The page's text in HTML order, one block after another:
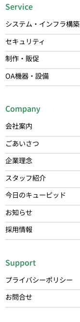
Service
システム・インフラ構築
セキュリティ
制作・販促
OA機器・設備
Company
会社案内
ごあいさつ
企業理念
スタッフ紹介
今日のキューピッド
お知らせ
採用情報
Support
プライバシーポリシー
お問合せ